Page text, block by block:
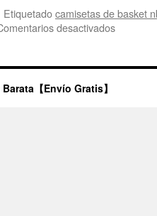
Etiquetadocamisetas de basket
desactivadosen
camiseta
【Envío Gratis】